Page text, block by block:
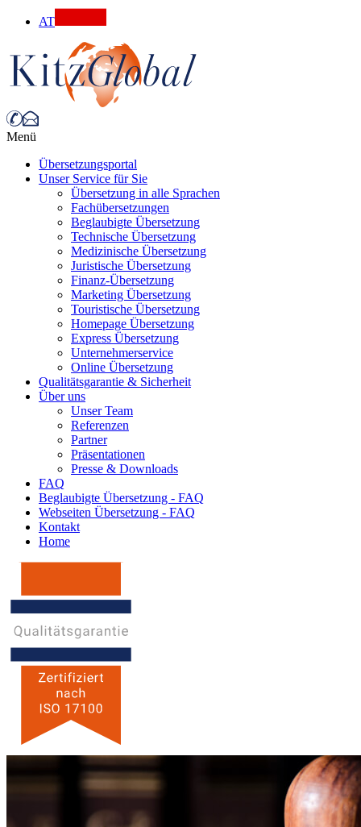
AT
Menü
Übersetzungsportal
Unser Service für Sie
Übersetzung in alle Sprachen
Fachübersetzungen
Beglaubigte Übersetzung
Technische Übersetzung
Medizinische Übersetzung
Juristische Übersetzung
Finanz-Übersetzung
Marketing Übersetzung
Touristische Übersetzung
Homepage Übersetzung
Express Übersetzung
Unternehmerservice
Online Übersetzung
Qualitätsgarantie & Sicherheit
Über uns
Unser Team
Referenzen
Partner
Präsentationen
Presse & Downloads
FAQ
Beglaubigte Übersetzung - FAQ
Webseiten Übersetzung - FAQ
Kontakt
Home